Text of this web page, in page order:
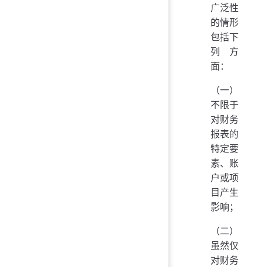
广泛性
的情形
包括下
列方
面：
（一）
不限于
对财务
报表的
特定要
素、账
户或项
目产生
影响；
（二）
虽然仅
对财务